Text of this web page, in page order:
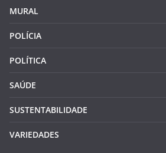
MURAL
POLÍCIA
POLÍTICA
SAÚDE
SUSTENTABILIDADE
VARIEDADES